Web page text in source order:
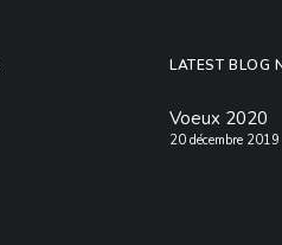
LATEST BLOG
Voeux 2020
20 décembre 2019